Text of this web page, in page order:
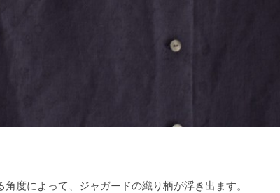
度によって、ジャガードの織り柄が浮き出ます。